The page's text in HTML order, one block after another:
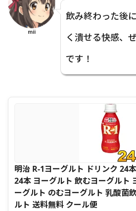
mii
飲み終わった後
く潰せる快感、
です！
明治 R-1ヨーグルト ドリンク 24
24本 ヨーグルト 飲むヨーグルト
ーグルト のむヨーグルト 乳酸菌
ルト 送料無料 クール便